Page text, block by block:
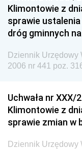
Klimontowie z
sprawie
dróg gminnych
Dziennik Urzędowy
2006 nr 441 poz.
Uchwała nr XXX/
Klimontowie z
sprawie zmian w
Dziennik Urzędowy